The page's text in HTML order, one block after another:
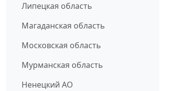
Липецкая область
Магаданская область
Московская область
Мурманская область
Ненецкий АО